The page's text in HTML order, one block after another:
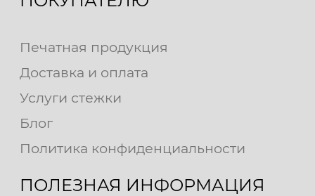
Печатная продукция
Доставка и оплата
Услуги стежки
Блог
Политика конфиденциальности
ПОЛЕЗНАЯ ИНФОРМАЦИЯ